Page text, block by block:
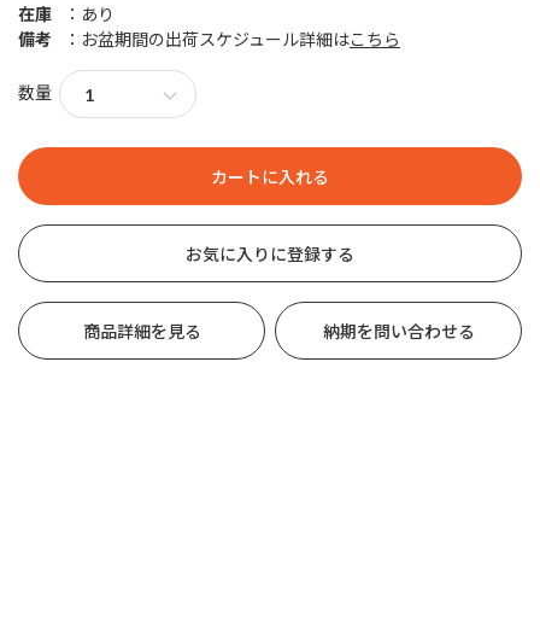
在庫
あり
備考
お盆期間の出荷スケジュール詳細はこちら
数量
お気に入りに登録する
商品詳細を見る 納期を問い合わせる